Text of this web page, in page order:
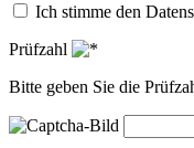
Ich stimme den
Prüfzahl
Bitte geben Sie die